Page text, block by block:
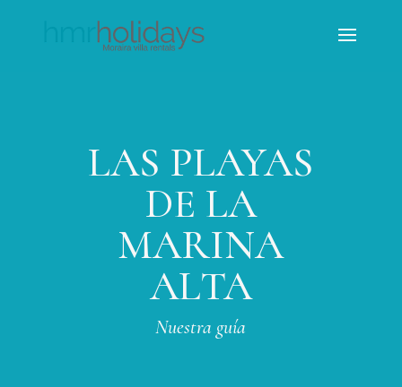
LAS PLAYAS
DE LA
MARINA
ALTA
Nuestra guía